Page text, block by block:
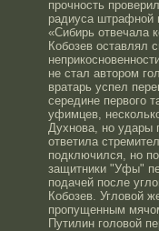
прочность
радиуса штрафной
«Сибирь отвечала
Кобозев оставлял
не стал автором
вратарь успел
середине первого
уфимцев,
Духнова, но удары
ответила
подключился, но
защитники "Уфы"
подачей после
Кобозев. Угловой
пропущенным
Путилин головой